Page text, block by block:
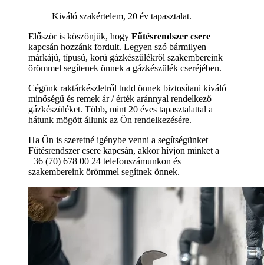
Kiváló szakértelem, 20 év tapasztalat.
Először is köszönjük, hogy Fűtésrendszer csere
kapcsán hozzánk fordult. Legyen szó bármilyen
márkájú, típusú, korú gázkészülékről szakembereink
örömmel segítenek önnek a gázkészülék cseréjében.
Cégünk raktárkészletről tudd önnek biztosítani kiváló
minőségű és remek ár / érték aránnyal rendelkező
gázkészüléket. Több, mint 20 éves tapasztalattal a
hátunk mögött állunk az Ön rendelkezésére.
Ha Ön is szeretné igénybe venni a segítségünket
Fűtésrendszer csere kapcsán, akkor hívjon minket a
+36 (70) 678 00 24 telefonszámunkon és
szakembereink örömmel segítnek önnek.